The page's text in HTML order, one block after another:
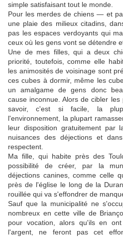
simple satisfaisant tout le monde.
Pour les merdes de chiens — et
une plaie des milieux citadins,
pas les espaces verdoyants qui
ceux où les gens vont se détendre
Une de mes filles, qui a deux
priorité, toutefois, comme elle
les animosités de voisinage sont
ces cubes à dormir, même les
un amalgame de gens donc
cause inconnue. Alors de cibler
savoir, c'est si facile, la
l'environnement, la plupart
leur disposition gratuitement par
nuisances des déjections et
respectent.
Ma fille, qui habite près des
possibilité de créer, par la
déjections canines, comme celle
près de l'église le long de la
rouillée qui va s'effondrer de
Sauf que la municipalité ne
nombreux en cette ville de
pour vocation, alors qu'ils en
l'argent, ne feront pas cet